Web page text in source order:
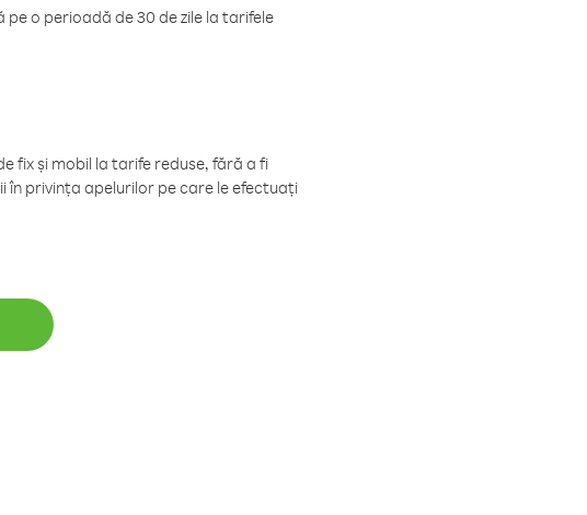
o perioadă de 30 de zile la tarifele
fix și mobil la tarife reduse, fără a fi
în privința apelurilor pe care le efectuați